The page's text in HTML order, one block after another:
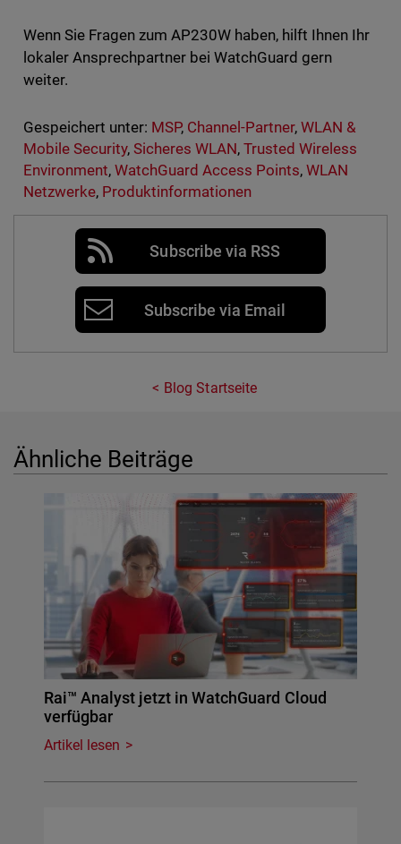
Wenn Sie Fragen zum AP230W haben, hilft Ihnen Ihr
lokaler Ansprechpartner bei WatchGuard gern
weiter.
Gespeichert unter: MSP, Channel-Partner,WLAN &
Mobile Security, Sicheres WLAN,Trusted Wireless
Environment, WatchGuard Access Points,WLAN
Netzwerke, Produktinformationen
Subscribe via RSS
Subscribe via Email
Blog Startseite
Ähnliche Beiträge
Rai™ Analyst jetzt in WatchGuard Cloud
verfügbar
Artikel lesen